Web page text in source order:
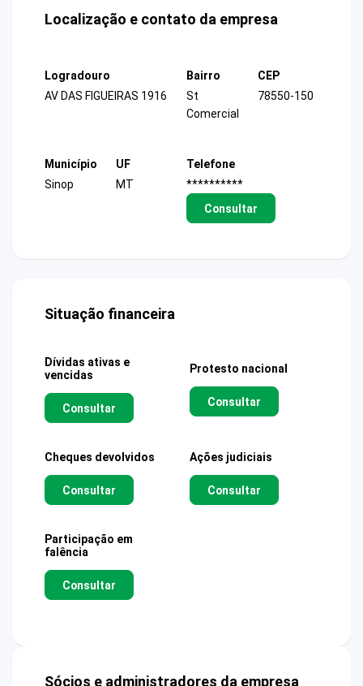
Localização e contato da empresa
Logradouro
AV DAS FIGUEIRAS 1916
Bairro
St
Comercial
CEP
78550-150
Município
Sinop
UF
MT
Telefone
**********
Consultar
Situação financeira
Dívidas ativas e
vencidas
Consultar
Protesto nacional
Consultar
Cheques devolvidos
Consultar
Ações judiciais
Consultar
Participação em
falência
Consultar
Sócios e administradores da empresa